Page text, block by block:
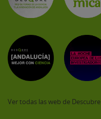
Ver todas las web de Descubre